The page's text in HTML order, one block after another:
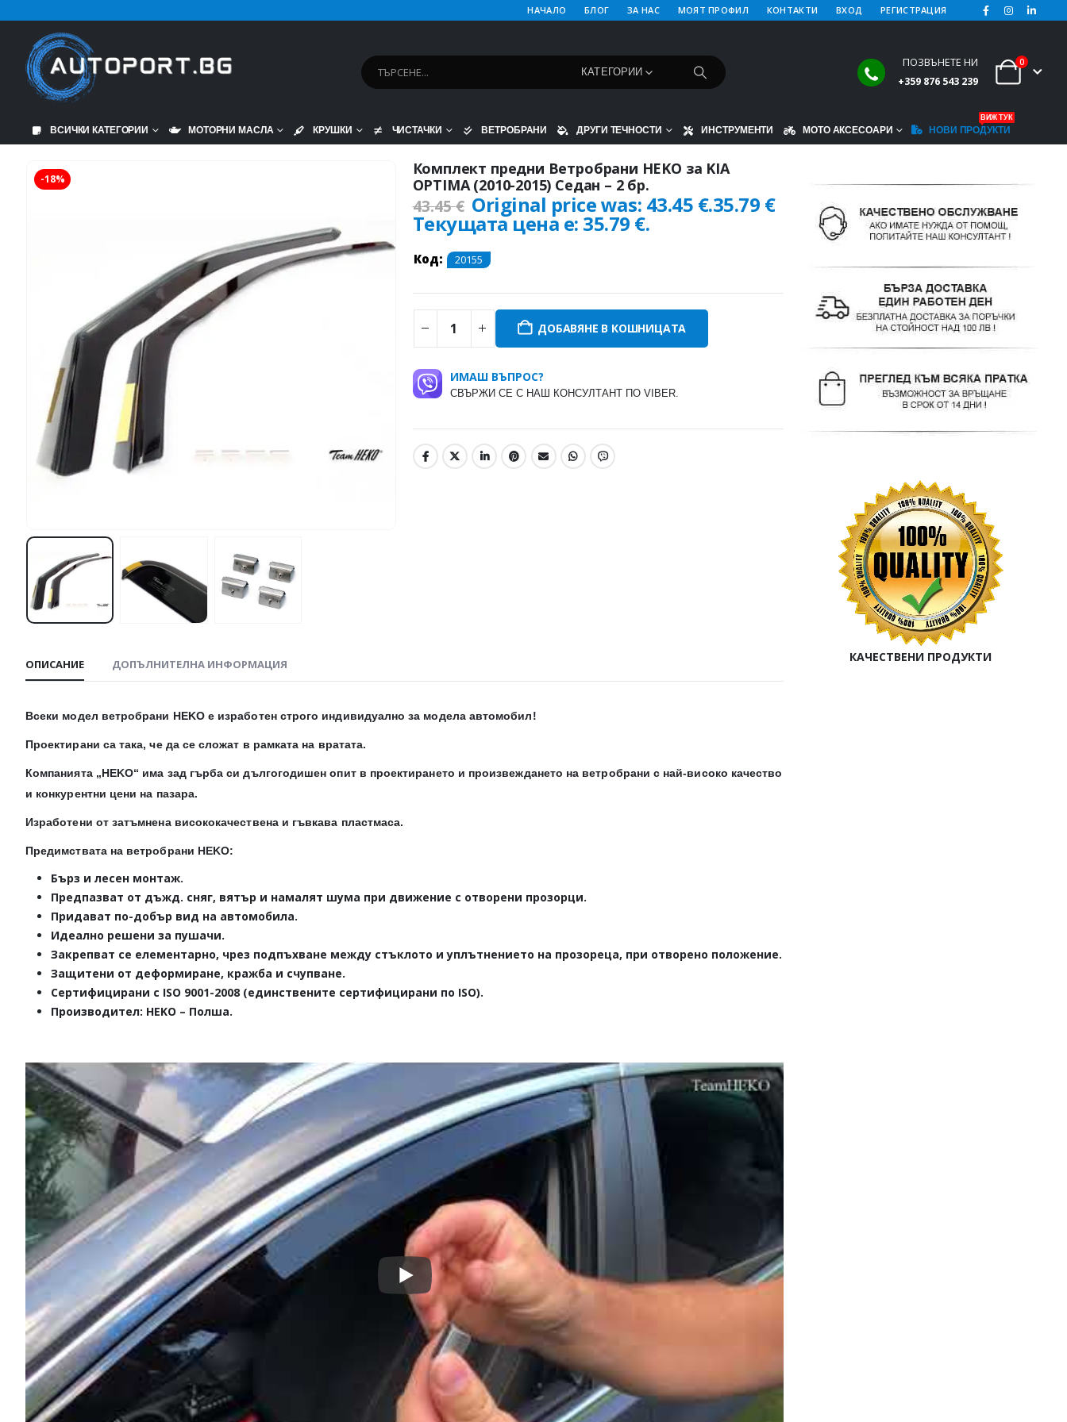
НАЧАЛО БЛОГ ЗА НАС МОЯТ ПРОФИЛ КОНТАКТИ ВХОД РЕГИСТРАЦИЯ
КАТЕГОРИИ
ПОЗВЪНЕТЕ НИ
+359 876 543 239
0
ВСИЧКИ КАТЕГОРИИ МОТОРНИ МАСЛА КРУШКИ ЧИСТАЧКИ ВЕТРОБРАНИ ДРУГИ ТЕЧНОСТИ ИНСТРУМЕНТИ МОТО АКСЕСОАРИ НОВИ ПРОДУКТИ
ВИЖ ТУК
-18%
Комплект предни Ветробрани HEKO за KIA
OPTIMA (2010-2015) Седан – 2 бр.
43.45€ Original price was: 43.45 €.35.79 €
Текущата цена е: 35.79 €.
Код: 20155
ДОБАВЯНЕ В КОШНИЦАТА
ИМАШ ВЪПРОС?
СВЪРЖИ СЕ С НАШ КОНСУЛТАНТ ПО VIBER.
ОПИСАНИЕ ДОПЪЛНИТЕЛНА ИНФОРМАЦИЯ
Всеки модел ветробрани HEKO е изработен строго индивидуално за модела автомобил!
Проектирани са така, че да се сложат в рамката на вратата.
Компанията „HEKO“ има зад гърба си дългогодишен опит в проектирането и произвеждането на ветробрани с най-високо качество
и конкурентни цени на пазара.
Изработени от затъмнена висококачествена и гъвкава пластмаса.
Предимствата на ветробрани HEKO:
Бърз и лесен монтаж.
Предпазват от дъжд. сняг, вятър и намалят шума при движение с отворени прозорци.
Придават по-добър вид на автомобила.
Идеално решени за пушачи.
Закрепват се елементарно, чрез подпъхване между стъклото и уплътнението на прозореца, при отворено положение.
Защитени от деформиране, кражба и счупване.
Сертифицирани с ISO 9001-2008 (единствените сертифицирани по ISO).
Производител: HEKO – Полша.
КАЧЕСТВЕНИ ПРОДУКТИ